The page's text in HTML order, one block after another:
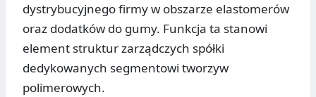
dystrybucyjnego firmy w obszarze elastomerów
oraz dodatków do gumy. Funkcja ta stanowi
element struktur zarządczych spółki
dedykowanych segmentowi tworzyw
polimerowych.